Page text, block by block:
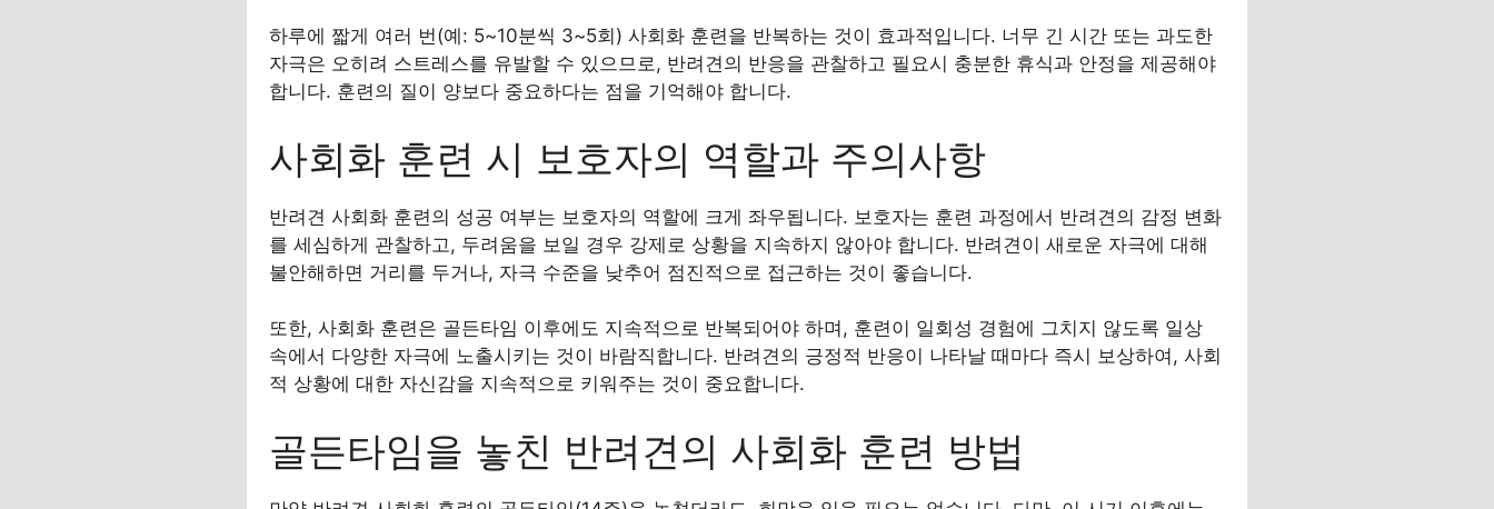
하루에 짧게 여러 번(예: 5~10분씩 3~5회) 사회화 훈련을 반복하는 것이 효과적입니다. 너무 긴 시간 또는 과도한
자극은 오히려 스트레스를 유발할 수 있으므로, 반려견의 반응을 관찰하고 필요시 충분한 휴식과 안정을 제공해야
합니다. 훈련의 질이 양보다 중요하다는 점을 기억해야 합니다.
사회화 훈련 시 보호자의 역할과 주의사항
반려견 사회화 훈련의 성공 여부는 보호자의 역할에 크게 좌우됩니다. 보호자는 훈련 과정에서 반려견의 감정 변화
를 세심하게 관찰하고, 두려움을 보일 경우 강제로 상황을 지속하지 않아야 합니다. 반려견이 새로운 자극에 대해
불안해하면 거리를 두거나, 자극 수준을 낮추어 점진적으로 접근하는 것이 좋습니다.
또한, 사회화 훈련은 골든타임 이후에도 지속적으로 반복되어야 하며, 훈련이 일회성 경험에 그치지 않도록 일상
속에서 다양한 자극에 노출시키는 것이 바람직합니다. 반려견의 긍정적 반응이 나타날 때마다 즉시 보상하여, 사회
적 상황에 대한 자신감을 지속적으로 키워주는 것이 중요합니다.
골든타임을 놓친 반려견의 사회화 훈련 방법